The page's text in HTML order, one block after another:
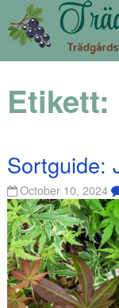
Etikett:
Sortguide:
October 10, 2024